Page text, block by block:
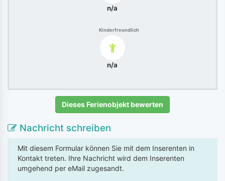
n/a
Kinderfreundlich
n/a
Dieses Ferienobjekt bewerten
Nachricht schreiben
Mit diesem Formular können Sie mit dem Inserenten in
Kontakt treten. Ihre Nachricht wird dem Inserenten
umgehend per eMail zugesandt.